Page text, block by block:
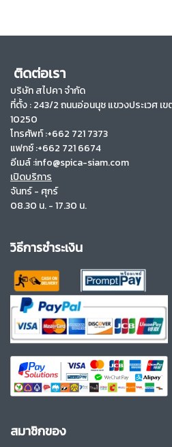
ติดต่อเรา
บริษัท สไปคา จำกัด
ที่ตั้ง :243/2 ถนนอ่อนนุช แขวงประเวศ เ
10250
โทรศัพท์ :+662 721 7373
แฟกซ์ :+662 721 6674
อีเมล์ :info@spica-siam.com
เปิดบริการ
จันทร์ - ศุกร์
08.30 น. - 17.30 น.
วิธีการชำระเงิน
สมาชิกของ